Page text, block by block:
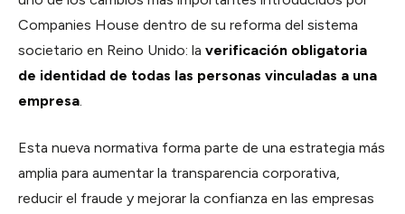
Agenda y reservas
Firmas y contratos
Cobros y facturación
Companies House dentro de su reforma del sistema
societario en Reino Unido: la verificación obligatoria
de identidad de todas las personas vinculadas a una
empresa.
Esta nueva normativa forma parte de una estrategia más
amplia para aumentar la transparencia corporativa,
reducir el fraude y mejorar la confianza en las empresas